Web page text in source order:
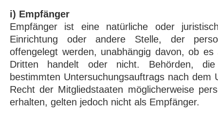
i) Empfänger
Empfänger ist eine natürliche oder
Einrichtung oder andere Stelle, der
offengelegt werden, unabhängig davon, ob
Dritten handelt oder nicht. Behörden,
bestimmten Untersuchungsauftrags nach dem
Recht der Mitgliedstaaten möglicherweise
erhalten, gelten jedoch nicht als Empfänger.